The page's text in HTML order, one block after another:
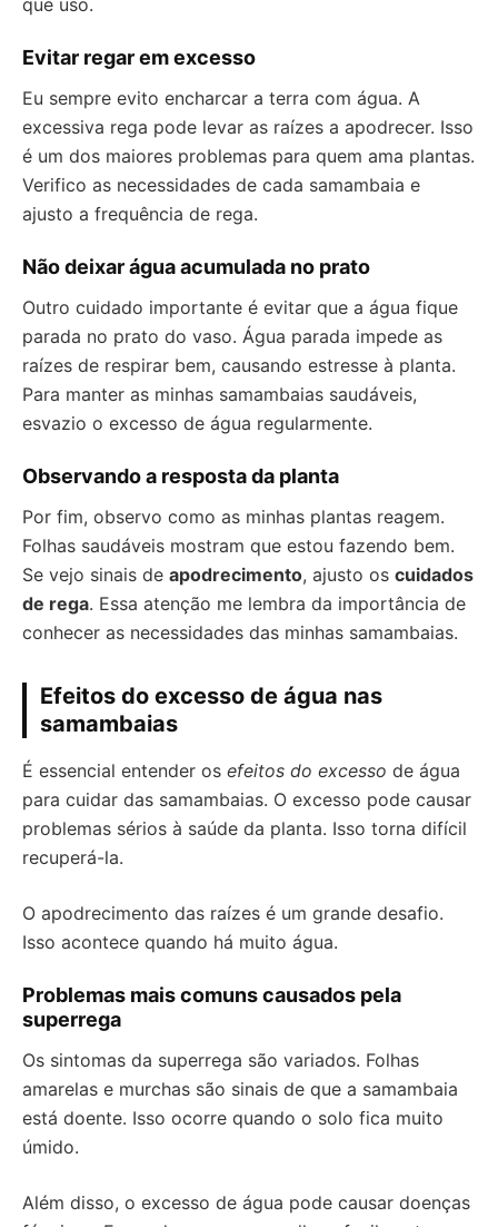
que uso.
Evitar regar em excesso
Eu sempre evito encharcar a terra com água. A
excessiva rega pode levar as raízes a apodrecer. Isso
é um dos maiores problemas para quem ama plantas.
Verifico as necessidades de cada samambaia e
ajusto a frequência de rega.
Não deixar água acumulada no prato
Outro cuidado importante é evitar que a água fique
parada no prato do vaso. Água parada impede as
raízes de respirar bem, causando estresse à planta.
Para manter as minhas samambaias saudáveis,
esvazio o excesso de água regularmente.
Observando a resposta da planta
Por fim, observo como as minhas plantas reagem.
Folhas saudáveis mostram que estou fazendo bem.
Se vejo sinais de apodrecimento, ajusto os cuidados
de rega. Essa atenção me lembra da importância de
conhecer as necessidades das minhas samambaias.
Efeitos do excesso de água nas
samambaias
É essencial entender os efeitos do excesso de água
para cuidar das samambaias. O excesso pode causar
problemas sérios à saúde da planta. Isso torna difícil
recuperá-la.
O apodrecimento das raízes é um grande desafio.
Isso acontece quando há muito água.
Problemas mais comuns causados pela
superrega
Os sintomas da superrega são variados. Folhas
amarelas e murchas são sinais de que a samambaia
está doente. Isso ocorre quando o solo fica muito
úmido.
Além disso, o excesso de água pode causar doenças